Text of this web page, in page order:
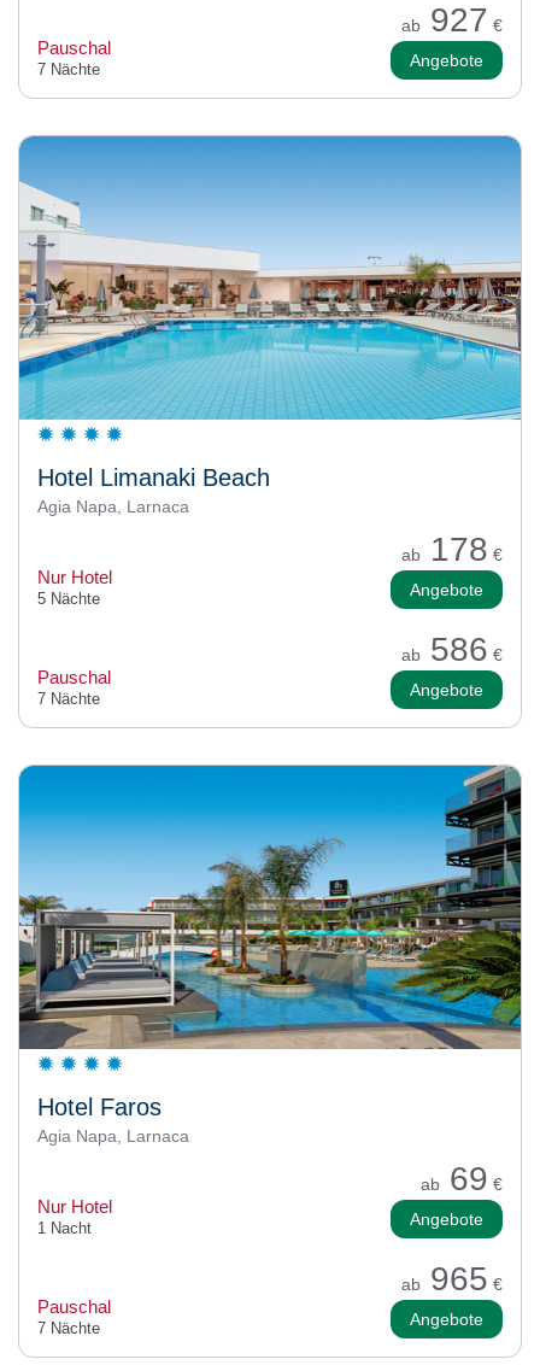
ab 927 €
Pauschal
7 Nächte Angebote
Hotel Limanaki Beach
Agia Napa, Larnaca
ab 178 €
Nur Hotel
5 Nächte Angebote
ab 586 €
Pauschal
7 Nächte Angebote
Hotel Faros
Agia Napa, Larnaca
ab 69 €
Nur Hotel
1 Nacht Angebote
ab 965 €
Pauschal
7 Nächte Angebote